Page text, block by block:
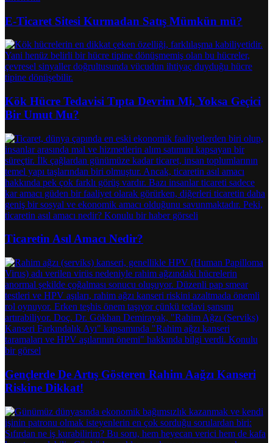
E-Ticaret Sitesi Kurmadan Satış Mümkün mü?
Kök Hücre Tedavisi Tıpta Devrim Mi, Yoksa Geçici
Bir Umut Mu?
Ticaretin Asıl Amacı Nedir?
Gençlerde De Artış Gösteren Rahim Aağzı Kanseri
Riskine Dikkat!